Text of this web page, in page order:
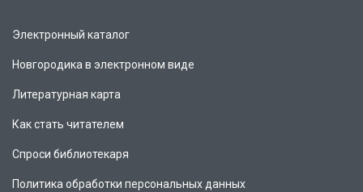
Электронный каталог
Новгородика в электронном виде
Литературная карта
Как стать читателем
Спроси библиотекаря
Политика обработки персональных данных